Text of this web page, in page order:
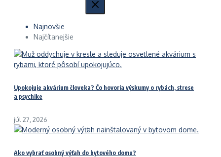
Najnovšie
Najčítanejšie
Upokojuje akvárium človeka? Čo hovoria výskumy o rybách, strese
a psychike
júl 27, 2026
Ako vybrať osobný výťah do bytového domu?